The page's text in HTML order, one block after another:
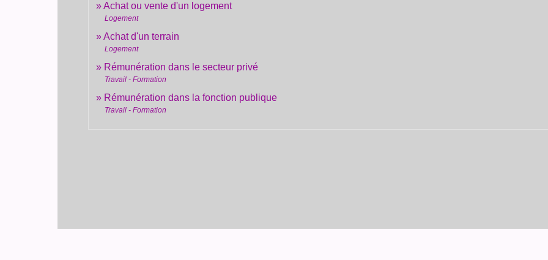
Achat ou vente d'un logement
Logement
Achat d'un terrain
Logement
Rémunération dans le secteur privé
Travail - Formation
Rémunération dans la fonction publique
Travail - Formation